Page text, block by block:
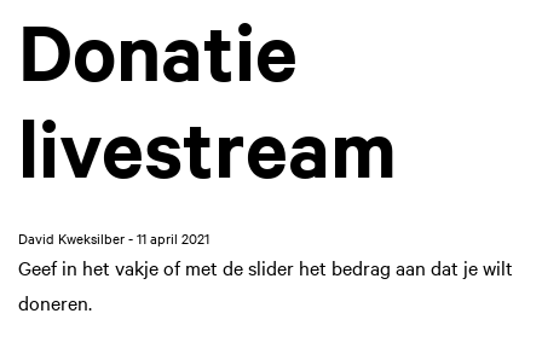
Donatie
livestream
David Kweksilber - 11 april 2021
Geef in het vakje of met de slider het bedrag aan dat je wilt
doneren.